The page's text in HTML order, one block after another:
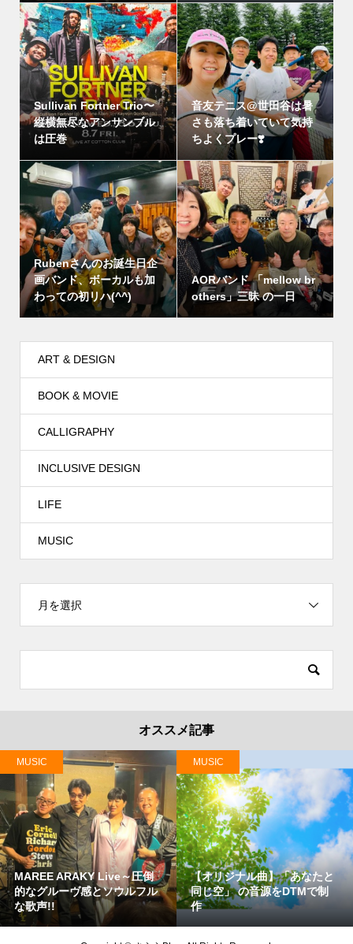
Sullivan Fortner Trio〜
縦横無尽なアンサンブル
は圧巻
音友テニス@世田谷は暑
さも落ち着いていて気持
ちよくプレー❣️
Rubenさんのお誕生日企
画バンド、ボーカルも加
わっての初リハ(^^)
AORバンド 「mellow br
others」三昧 の一日
ART & DESIGN
BOOK & MOVIE
CALLIGRAPHY
INCLUSIVE DESIGN
LIFE
MUSIC
月を選択
オススメ記事
MAREE ARAKY Live～圧倒
的なグルーヴ感とソウルフル
な歌声!!
MUSIC
【オリジナル曲】「あなたと
同じ空」 の音源をDTMで制
作
MUSIC